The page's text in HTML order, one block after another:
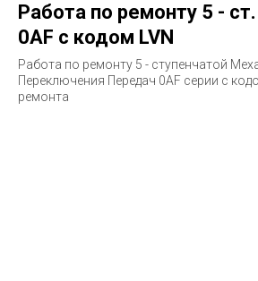
Работа по ремонту 5 -
0AF с кодом LVN
Работа по ремонту 5 - ступенчатой
Переключения Передач 0AF серии с
ремонта